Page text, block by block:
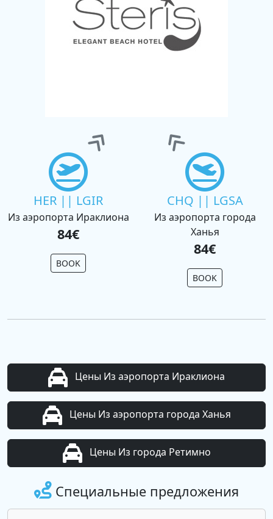
HER || LGIR
Из аэропорта Ираклиона
84€
BOOK
CHQ || LGSA
Из аэропорта города
Ханья
84€
BOOK
Цены Из аэропорта Ираклиона
Цены Из аэропорта города Ханья
Цены Из города Ретимно
Специальные предложения